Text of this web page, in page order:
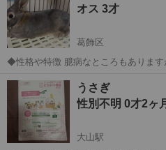
オス 3才
葛飾区
◆性格や特徴 臆病なところもありま
現在の飼育環境 →ケージの周りを柵で
東京 葛飾区 その他
うさぎ
性別不明 0才2ヶ
大山駅